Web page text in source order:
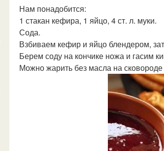
Нам понадобится:
1 стакан кефира, 1 яйцо, 4 ст. л. муки.
Сода.
Взбиваем кефир и яйцо блендером,
Берем соду на кончике ножа и гасим
Можно жарить без масла на